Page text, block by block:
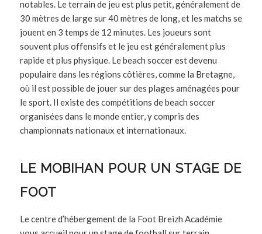
notables. Le terrain de jeu est plus petit, généralement de
30 mètres de large sur 40 mètres de long, et les matchs se
jouent en 3 temps de 12 minutes. Les joueurs sont
souvent plus offensifs et le jeu est généralement plus
rapide et plus physique. Le beach soccer est devenu
populaire dans les régions côtières, comme la Bretagne,
où il est possible de jouer sur des plages aménagées pour
le sport. Il existe des compétitions de beach soccer
organisées dans le monde entier, y compris des
championnats nationaux et internationaux.
LE MOBIHAN POUR UN STAGE DE
FOOT
Le centre d’hébergement de la Foot Breizh Académie